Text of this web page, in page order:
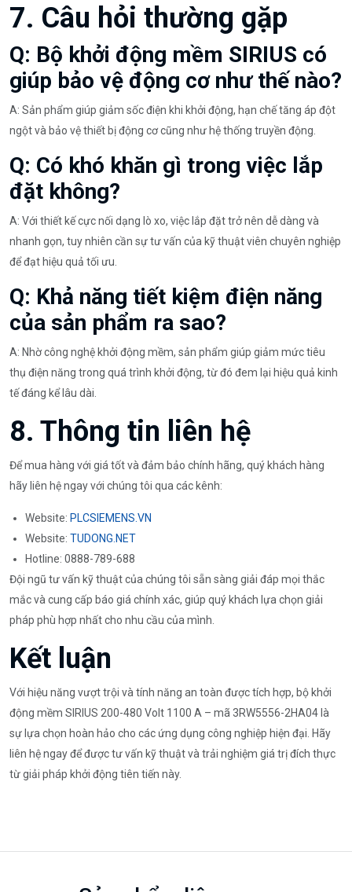
7. Câu hỏi thường gặp
Q: Bộ khởi động mềm SIRIUS có
giúp bảo vệ động cơ như thế nào?
A: Sản phẩm giúp giảm sốc điện khi khởi động, hạn chế tăng áp đột
ngột và bảo vệ thiết bị động cơ cũng như hệ thống truyền động.
Q: Có khó khăn gì trong việc lắp
đặt không?
A: Với thiết kế cực nối dạng lò xo, việc lắp đặt trở nên dễ dàng và
nhanh gọn, tuy nhiên cần sự tư vấn của kỹ thuật viên chuyên nghiệp
để đạt hiệu quả tối ưu.
Q: Khả năng tiết kiệm điện năng
của sản phẩm ra sao?
A: Nhờ công nghệ khởi động mềm, sản phẩm giúp giảm mức tiêu
thụ điện năng trong quá trình khởi động, từ đó đem lại hiệu quả kinh
tế đáng kể lâu dài.
8. Thông tin liên hệ
Để mua hàng với giá tốt và đảm bảo chính hãng, quý khách hàng
hãy liên hệ ngay với chúng tôi qua các kênh:
Website: PLCSIEMENS.VN
Website: TUDONG.NET
Hotline: 0888-789-688
Đội ngũ tư vấn kỹ thuật của chúng tôi sẵn sàng giải đáp mọi thắc
mắc và cung cấp báo giá chính xác, giúp quý khách lựa chọn giải
pháp phù hợp nhất cho nhu cầu của mình.
Kết luận
Với hiệu năng vượt trội và tính năng an toàn được tích hợp, bộ khởi
động mềm SIRIUS 200-480 Volt 1100 A – mã 3RW5556-2HA04 là
sự lựa chọn hoàn hảo cho các ứng dụng công nghiệp hiện đại. Hãy
liên hệ ngay để được tư vấn kỹ thuật và trải nghiệm giá trị đích thực
từ giải pháp khởi động tiên tiến này.